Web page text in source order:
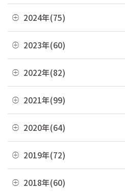
07月(21)
05月(13)
04月(10)
03月(36)
01月(13)
12月(8)
11月(22)
09月(3)
08月(4)
07月(7)
05月(6)
04月(4)
2024年(75)
12月(4)
11月(6)
09月(4)
08月(6)
07月(6)
05月(9)
2023年(60)
12月(4)
11月(3)
09月(8)
08月(4)
07月(4)
2022年(82)
12月(8)
11月(5)
09月(8)
08月(4)
2021年(99)
12月(9)
11月(7)
09月(5)
2020年(64)
12月(2)
11月(8)
2019年(72)
12月(7)
2018年(60)